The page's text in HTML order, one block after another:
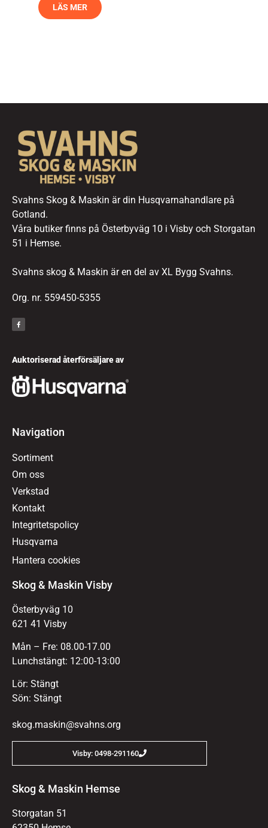
LÄS MER
Svahns Skog & Maskin är din Husqvarnahandlare på
Gotland.
Våra butiker finns på Österbyväg 10 i Visby och Storgatan
51 i Hemse.
Svahns skog & Maskin är en del av XL Bygg Svahns.
Org. nr. 559450-5355
Auktoriserad återförsäljare av
Navigation
Sortiment
Om oss
Verkstad
Kontakt
Integritetspolicy
Husqvarna
Hantera cookies
Skog & Maskin Visby
Österbyväg 10
621 41 Visby
Mån – Fre: 08.00-17.00
Lunchstängt: 12:00-13:00
Lör: Stängt
Sön: Stängt
skog.maskin@svahns.org
Visby: 0498-291160
Skog & Maskin Hemse
Storgatan 51